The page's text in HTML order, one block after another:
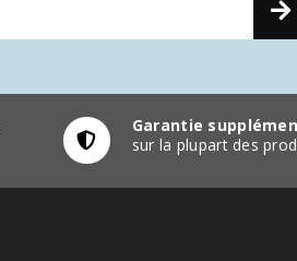
Garantie
sur la plupart des